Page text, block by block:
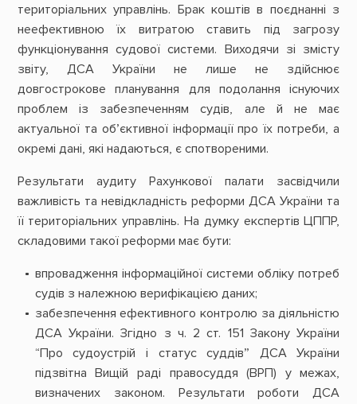
територіальних управлінь. Брак коштів в поєднанні з
неефективною їх витратою ставить під загрозу
функціонування судової системи. Виходячи зі змісту
звіту, ДСА України не лише не здійснює
довгострокове планування для подолання існуючих
проблем із забезпеченням судів, але й не має
актуальної та об’єктивної інформації про їх потреби, а
окремі дані, які надаються, є спотвореними.
Результати аудиту Рахункової палати засвідчили
важливість та невідкладність реформи ДСА України та
її територіальних управлінь. На думку експертів ЦППР,
складовими такої реформи має бути:
впровадження інформаційної системи обліку потреб
судів з належною верифікацією даних;
забезпечення ефективного контролю за діяльністю
ДСА України. Згідно з ч. 2 ст. 151 Закону України
“Про судоустрій і статус суддів” ДСА України
підзвітна Вищій раді правосуддя (ВРП) у межах,
визначених законом. Результати роботи ДСА